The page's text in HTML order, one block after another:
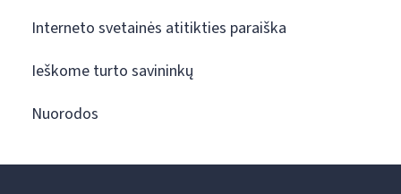
Interneto svetainės atitikties paraiška
Ieškome turto savininkų
Nuorodos